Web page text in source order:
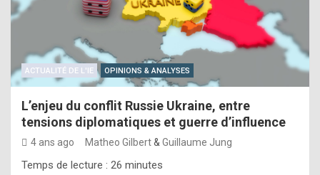
ACTUALITÉ DE L'IE OPINIONS & ANALYSES
L’enjeu du conflit Russie Ukraine, entre
tensions diplomatiques et guerre d’influence
4 ans ago Matheo Gilbert& Guillaume Jung
Temps de lecture : 26 minutes